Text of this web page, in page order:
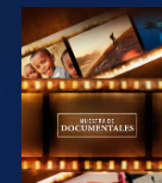
EXPLORA LAS
SERIES